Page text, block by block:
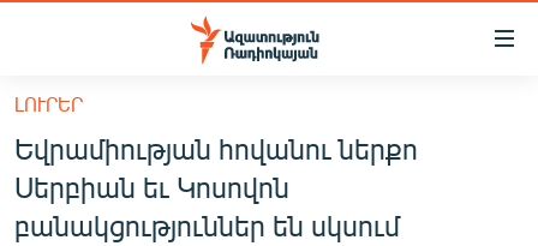
Մատչելիության
հիմնական
բովանդակությանը
Անցնել
հիմնական
մենյուին
ՀԱՅԱՍՏԱՆ
ՔԱՂԱՔԱԿԱՆ
ԼՈՒՐԵՐ
Եվրամիության հովանու ներքո
Սերբիան եւ Կոսովոն
բանակցություններ են սկսում